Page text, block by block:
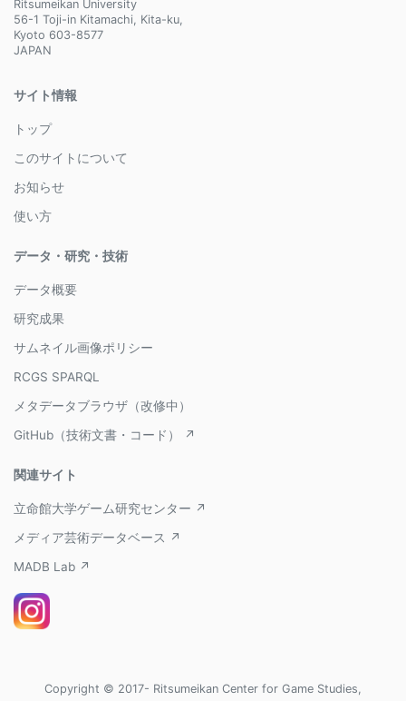
Ritsumeikan University
56-1 Toji-in Kitamachi, Kita-ku,
Kyoto 603-8577
JAPAN
サイト情報
トップ
このサイトについて
お知らせ
使い方
データ・研究・技術
データ概要
研究成果
サムネイル画像ポリシー
RCGS SPARQL
メタデータブラウザ（改修中）
GitHub（技術文書・コード） ↗
関連サイト
立命館大学ゲーム研究センター ↗
メディア芸術データベース ↗
MADB Lab ↗
Copyright © 2017- Ritsumeikan Center for Game Studies,